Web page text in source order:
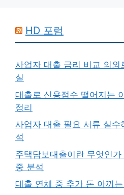
HD 포럼
사업자 대출 금리 비교 의
실
대출로 신용점수 떨어지는
정리
사업자 대출 필요 서류 실수
석
주택담보대출이란 무엇인
중 분석
대출 연체 중 추가 돈 아끼